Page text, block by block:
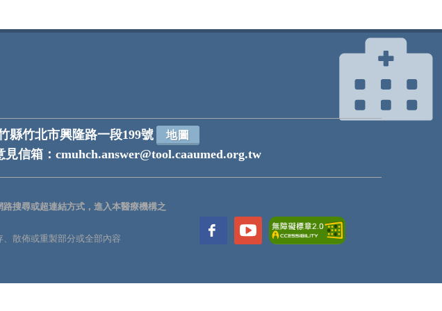
縣竹北市興隆路一段199號 地圖
見信箱：cmuhch.answer@tool.caaumed.org.tw
搜尋或超連結方式，進入本醫療機構之
散佈或重製部分或全部內容